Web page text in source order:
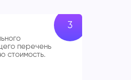
перечень
стоимость.